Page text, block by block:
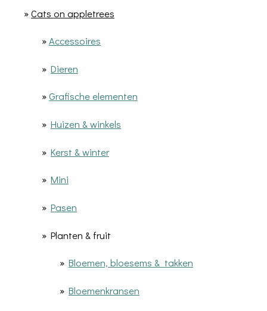
»Cats on appletrees
»Accessoires
» Dieren
»Grafische elementen
» Huizen & winkels
» Kerst & winter
» Mini
» Pasen
» Planten & fruit
» Bloemen, bloesems & takken
» Bloemenkransen